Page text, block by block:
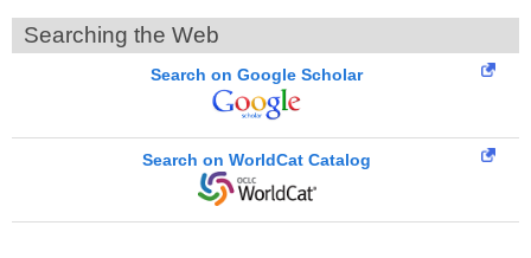
Searching the Web
Search on Google Scholar
Search on WorldCat Catalog